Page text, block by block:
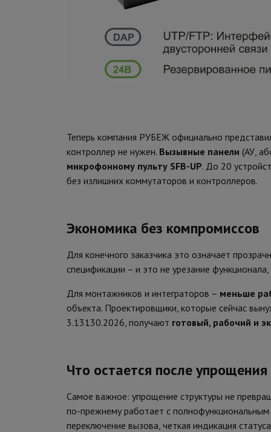
Теперь компания РУБЕЖ официально
контроллер не нужен. Вызывные панели (АУ,
микрофонному пульту SFB-UP. До 20
без излишних коммутаторов и контроллеров.
Экономика без компромиссов
Для конечного заказчика это означает
спецификации – и это не урезание
Для монтажников и интеграторов – меньше
объекта. Проектировщики, которые сейчас
3.13130.2026, получают готовый, рабочий и
Что остается после упрощения
Самое важное: упрощение структуры не
по-прежнему работает с
переключение вызова, четкая индикация